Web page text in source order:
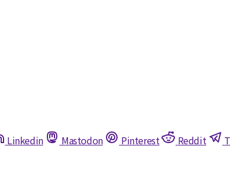
Linkedin Mastodon Pinterest Reddit